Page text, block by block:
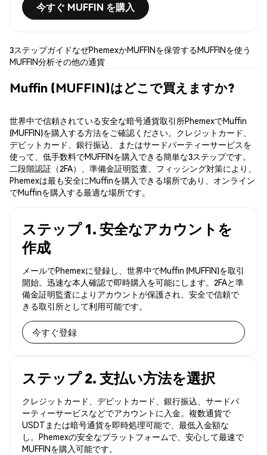
今すぐ MUFFIN を購入
3ステップガイドなぜPhemexかMUFFINを保管するMUFFINを使う
MUFFIN分析その他の通貨
Muffin (MUFFIN)はどこで買えますか?
世界中で信頼されている安全な暗号通貨取引所PhemexでMuffin
(MUFFIN)を購入する方法をご確認ください。クレジットカード、
デビットカード、銀行振込、またはサードパーティーサービスを
使って、低手数料でMUFFINを購入できる簡単な3ステップです。
二段階認証（2FA）、準備金証明監査、フィッシング対策により、
Phemexは最も安全にMuffinを購入できる場所であり、オンライン
でMuffinを購入する最適な場所です。
ステップ 1. 安全なアカウントを
作成
メールでPhemexに登録し、世界中でMuffin (MUFFIN)を取引
開始。迅速な本人確認で即時購入を可能にします。2FAと準
備金証明監査によりアカウントが保護され、安全で信頼で
きる取引所として利用可能です。
今すぐ登録
ステップ 2. 支払い方法を選択
クレジットカード、デビットカード、銀行振込、サードパ
ーティーサービスなどでアカウントに入金。複数通貨で
USDTまたは暗号通貨を即時処理可能で、最低入金額な
し。Phemexの安全なプラットフォームで、安心して最速で
MUFFINを購入可能です。